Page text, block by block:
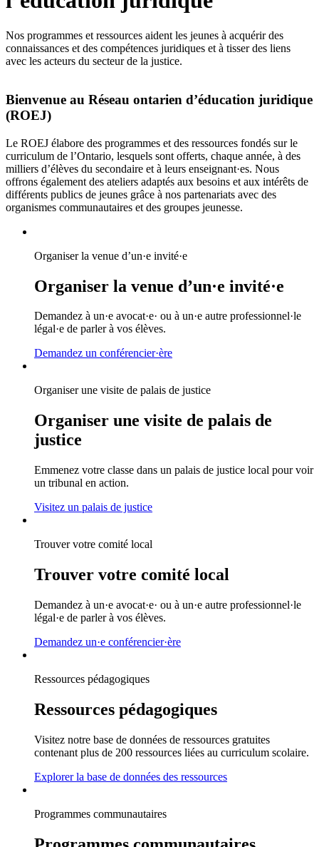
Nos programmes et ressources aident les jeunes à acquérir des
connaissances et des compétences juridiques et à tisser des liens
avec les acteurs du secteur de la justice.
Bienvenue au Réseau ontarien d’éducation juridique
(ROEJ)
Le ROEJ élabore des programmes et des ressources fondés sur le
curriculum de l’Ontario, lesquels sont offerts, chaque année, à des
milliers d’élèves du secondaire et à leurs enseignant·es. Nous
offrons également des ateliers adaptés aux besoins et aux intérêts de
différents publics de jeunes grâce à nos partenariats avec des
organismes communautaires et des groupes jeunesse.
Organiser la venue d’un·e invité·e
Organiser la venue d’un·e invité·e
Demandez à un·e avocat·e· ou à un·e autre professionnel·le
légal·e de parler à vos élèves.
Demandez un conférencier·ère
Organiser une visite de palais de justice
Organiser une visite de palais de
justice
Emmenez votre classe dans un palais de justice local pour voir
un tribunal en action.
Visitez un palais de justice
Trouver votre comité local
Trouver votre comité local
Demandez à un·e avocat·e· ou à un·e autre professionnel·le
légal·e de parler à vos élèves.
Demandez un·e conférencier·ère
Ressources pédagogiques
Ressources pédagogiques
Visitez notre base de données de ressources gratuites
contenant plus de 200 ressources liées au curriculum scolaire.
Explorer la base de données des ressources
Programmes communautaires